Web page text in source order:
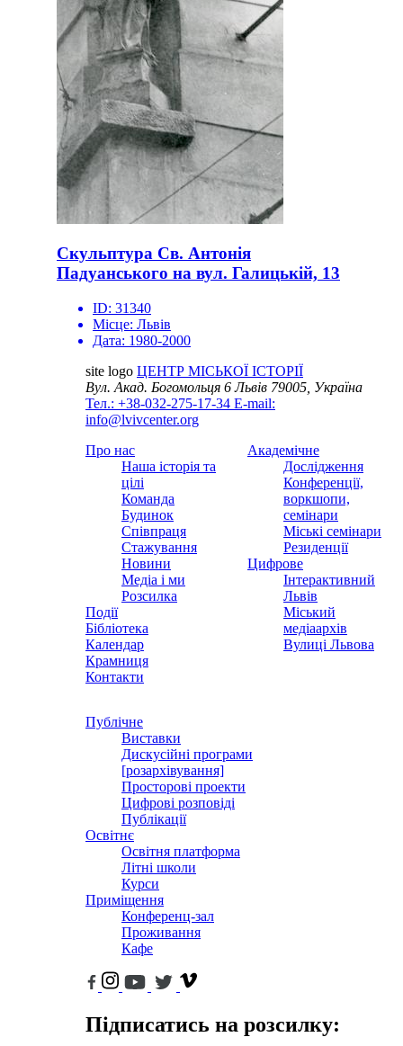
Скульптура Св. Антонія
Падуанського на вул. Галицькій, 13
ID: 31340
Місце: Львів
Дата: 1980-2000
site logo ЦЕНТР МІСЬКОЇ ІСТОРІЇ
Вул. Акад. Богомольця 6Львів 79005, Україна
Тел.: +38-032-275-17-34 E-mail:
info@lvivcenter.org
Про нас
Наша історія та
цілі
Команда
Будинок
Співпраця
Стажування
Новини
Медіа і ми
Розсилка
Події
Бібліотека
Календар
Крамниця
Контакти
Академічне
Дослідження
Конференції,
воркшопи,
семінари
Міські семінари
Резиденції
Цифрове
Інтерактивний
Львів
Міський
медіаархів
Вулиці Львова
Публічне
Виставки
Дискусійні програми
[розархівування]
Просторові проекти
Цифрові розповіді
Публікації
Освітнє
Освітня платформа
Літні школи
Курси
Приміщення
Конференц-зал
Проживання
Кафе
Підписатись на розсилку: